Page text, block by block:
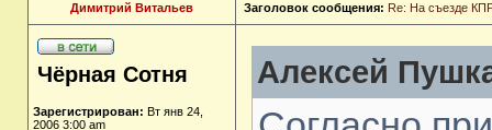
Димитрий Витальев Заголовок сообщения: Re: На съезде
Чёрная Сотня
Зарегистрирован: Вт янв 24,
2006 3:00 am
Алексей